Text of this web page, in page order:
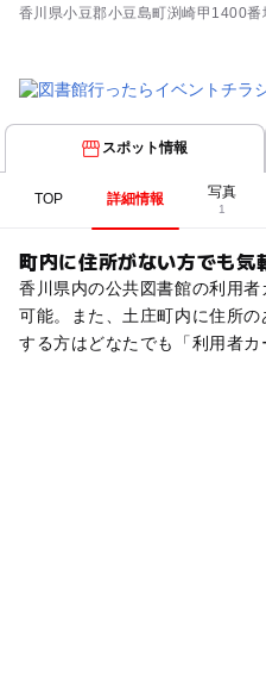
香川県小豆郡小豆島町渕崎甲1400番
スポット情報
TOP 詳細情報 写真
1
町内に住所がない方でも気
香川県内の公共図書館の利用
可能。また、土庄町内に住所
する方はどなたでも「利用者カ